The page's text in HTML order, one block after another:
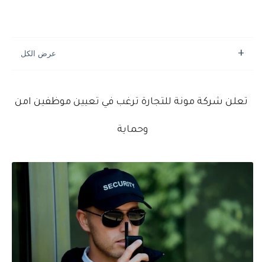
تعلن شركة مونة للتجارة ترغب في تعيين موظفين امن
وحماية